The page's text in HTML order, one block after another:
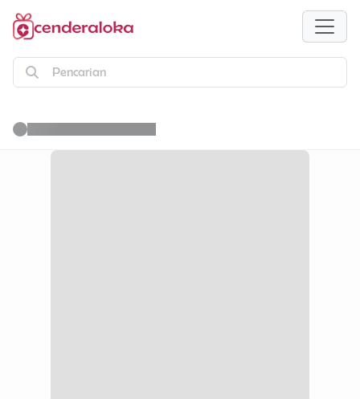
Pencarian